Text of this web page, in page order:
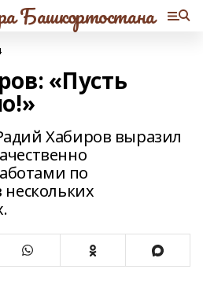
Башкортостана
«Пусть
Хабиров выразил
по
нескольких